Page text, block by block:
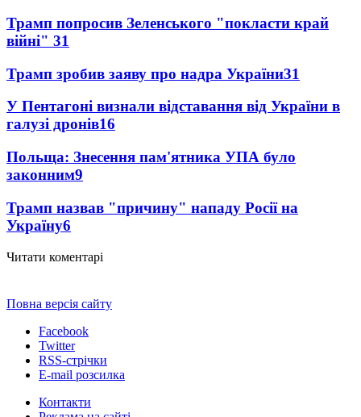
Трамп попросив Зеленського "покласти край
війні" 31
Трамп зробив заяву про надра України31
У Пентагоні визнали відставання від України в
галузі дронів16
Польща: Знесення пам'ятника УПА було
законним9
Трамп назвав "причину" нападу Росії на
Україну6
Читати коментарі
Повна версія сайту
Facebook
Twitter
RSS-стрічки
E-mail розсилка
Контакти